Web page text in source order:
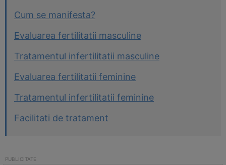
Cum se manifesta?
Evaluarea fertilitatii masculine
Tratamentul infertilitatii masculine
Evaluarea fertilitatii feminine
Tratamentul infertilitatii feminine
Facilitati de tratament